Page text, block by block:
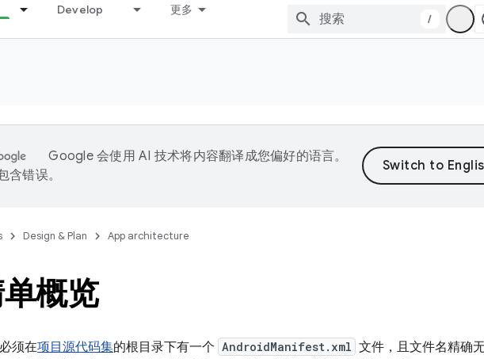
Develop 更多
/
Google 会使用 AI 技术将内容翻译成您偏好的语言。
含错误。
Design & Plan App architecture
概览
须在项目源代码集的根目录下有一个 AndroidManifest.xml 文件，且文件名精确无